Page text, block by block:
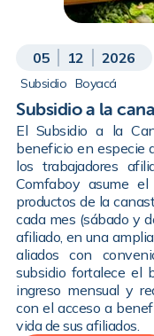
05 12 2026
Subsidio Boyacá
Subsidio a la
El Subsidio a la
beneficio en especie
los trabajadores
Comfaboy asume
productos de la
cada mes (sábado y
afiliado, en una
aliados con
subsidio fortalece el
ingreso mensual y
con el acceso a
vida de sus afiliados.